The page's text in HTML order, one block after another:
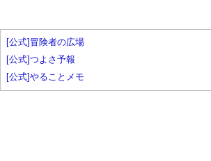
[公式]冒険者の広場
[公式]つよさ予報
[公式]やることメモ